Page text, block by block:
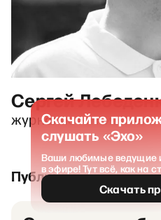
Сергей
журналист и писатель
Публикации и
Скачайте
слушать «Эхо»
Ваши любимые ведущие
в эфире! Тут всё, как на
Скачать